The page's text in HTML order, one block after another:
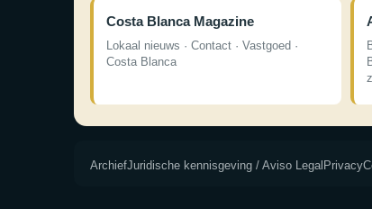
Costa Blanca Magazine
Lokaal nieuws · Contact · Vastgoed ·
Costa Blanca
ArchiefJuridische kennisgeving / Aviso Legal Privacy